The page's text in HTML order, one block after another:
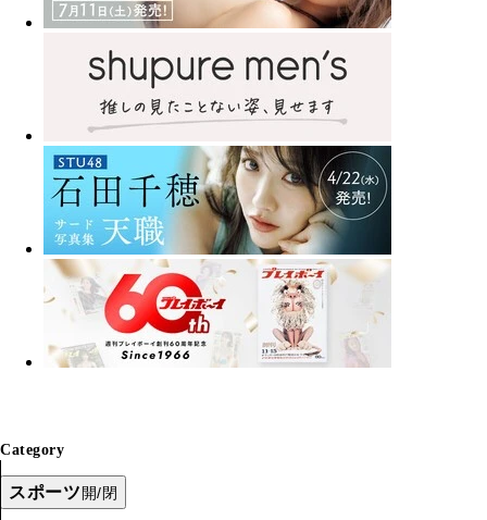
Category
スポーツ開/閉